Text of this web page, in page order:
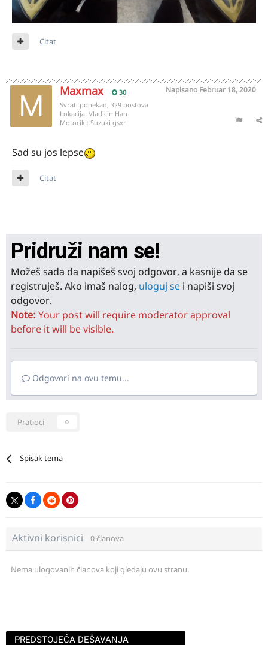
Citat
Maxmax 30 Napisano Februar 18, 2020
Svrati ponekad, 329 postova
Lokacija: Vladicin Han
Motocikl: Suzuki gsxr
Sad su jos lepse
Citat
Pridruži nam se!
Možeš sada da napišeš svoj odgovor, a kasnije da se
registruješ. Ako imaš nalog, uloguj se i napiši svoj
odgovor.
Note: Your post will require moderator approval
before it will be visible.
Odgovori na ovu temu...
Pratioci 0
Spisak tema
Aktivni korisnici 0 članova
Nema ulogovanih članova koji gledaju ovu stranu.
PREDSTOJEĆA DEŠAVANJA